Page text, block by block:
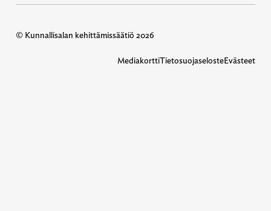
© Kunnallisalan kehittämissäätiö 2026
MediakorttiTietosuojaselosteEvästeet